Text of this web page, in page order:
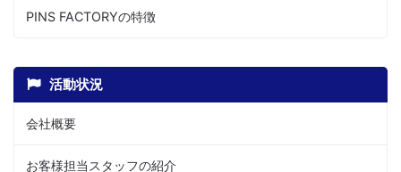
PINS FACTORYの特徴
活動状況
会社概要
お客様担当スタッフの紹介